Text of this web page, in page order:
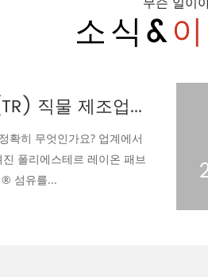
소식&
속에서 니트 자카드 물떼새 격자
, 절묘한 장인 정신, 우수한 품질 특
니다. 그러나 이 별의 광채...